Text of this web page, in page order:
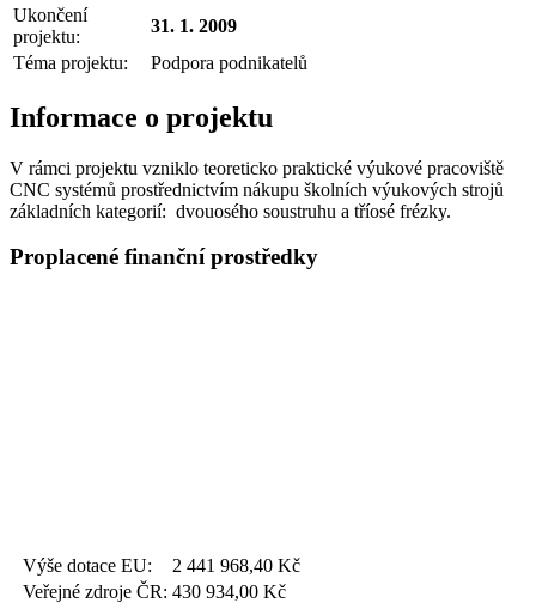
Ukončení
projektu:
31. 1. 2009
Téma projektu:
Podpora podnikatelů
Informace o projektu
V rámci projektu vzniklo teoreticko praktické výukové pracoviště
CNC systémů prostřednictvím nákupu školních výukových strojů
základních kategorií: dvouosého soustruhu a tříosé frézky.
Proplacené finanční prostředky
Výše dotace EU: 2 441 968,40 Kč
Veřejné zdroje ČR: 430 934,00 Kč